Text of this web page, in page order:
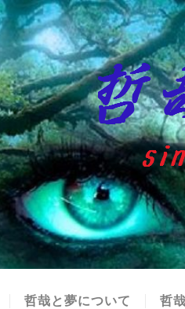
哲哉と夢について 哲